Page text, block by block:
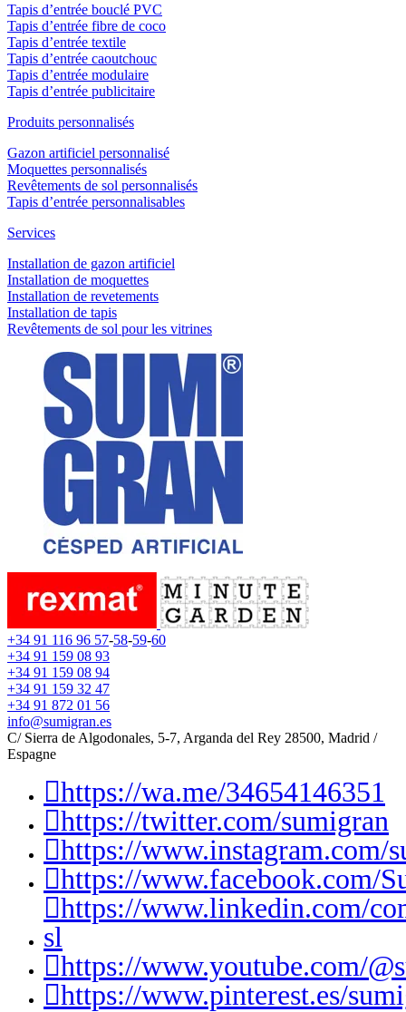
Tapis d’entrée bouclé PVC
Tapis d’entrée fibre de coco
Tapis d’entrée textile
Tapis d’entrée caoutchouc
Tapis d’entrée modulaire
Tapis d’entrée publicitaire
Produits personnalisés
Gazon artificiel personnalisé
Moquettes personnalisés
Revêtements de sol personnalisés
Tapis d’entrée personnalisables
Services
Installation de gazon artificiel
Installation de moquettes
Installation de revetements
Installation de tapis
Revêtements de sol pour les vitrines
+34 91 116 96 57-58-59-60
+34 91 159 08 93
+34 91 159 08 94
+34 91 159 32 47
+34 91 872 01 56
info@sumigran.es
C/ Sierra de Algodonales, 5-7, Arganda del Rey 28500, Madrid /
Espagne
https://wa.me/34654146351
https://twitter.com/sumigran
https://www.instagram.com/
https://www.facebook.com/
https://www.linkedin.com/
sl
https://www.youtube.com/
https://www.pinterest.es/